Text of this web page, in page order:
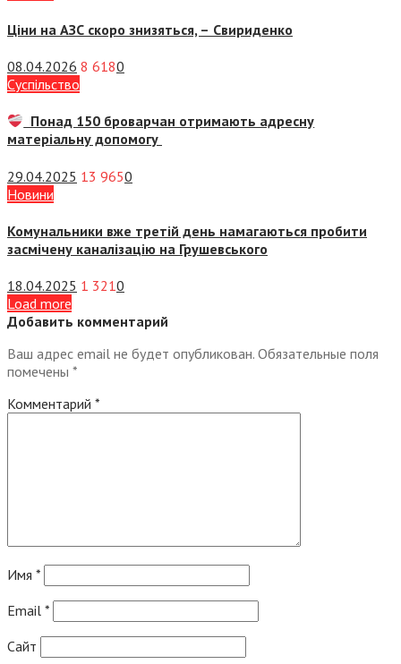
Ціни на АЗС скоро знизяться, – Свириденко
08.04.2026 8 6180
Суспiльство
Понад 150 броварчан отримають адресну
матеріальну допомогу
29.04.2025 13 9650
Новини
Комунальники вже третій день намагаються пробити
засмічену каналізацію на Грушевського
18.04.2025 1 3210
Load more
Добавить комментарий
Ваш адрес email не будет опубликован. Обязательные поля
помечены *
Комментарий *
Имя *
Email *
Сайт